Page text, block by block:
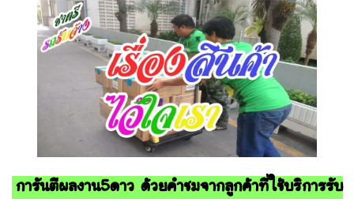
การันตีผลงาน5ดาว ด้วยคำชมจากลูกค้าที่ใช้บริการรับ